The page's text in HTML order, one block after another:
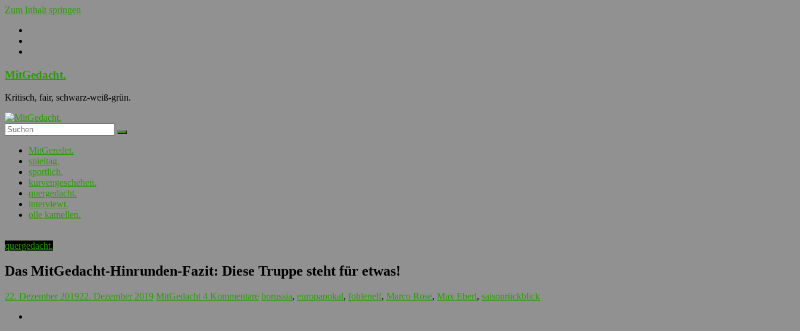
Zum Inhalt springen
MitGedacht.
Kritisch, fair, schwarz-weiß-grün.
MitGeredet.
spieltag.
sportlich.
kurvengeschehen.
quergedacht.
interviewt.
olle kamellen.
quergedacht.
Das MitGedacht-Hinrunden-Fazit: Diese Truppe steht für etwas!
22. Dezember 201922. Dezember 2019 MitGedacht 4 Kommentare borussia, europapokal, fohlenelf, Marco Rose, Max Eberl, saisonrückblick